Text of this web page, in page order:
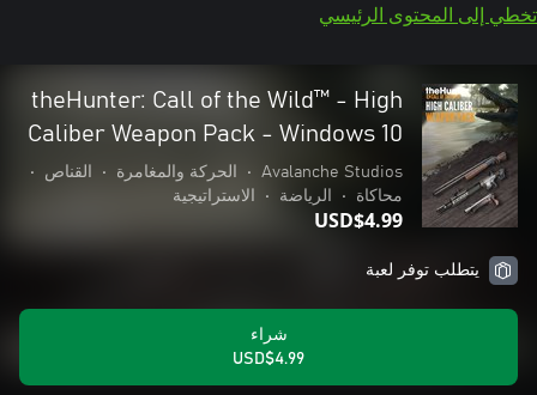
تخطي إلى المحتوى الرئيسي
theHunter: Call of the Wild™ - High
Caliber Weapon Pack - Windows 10
Avalanche Studios
• الحركة والمغامرة • القناص
•
محاكاة
• الرياضة • الاستراتيجية
USD$4.99
يتطلب توفر لعبة
شراء
USD$4.99